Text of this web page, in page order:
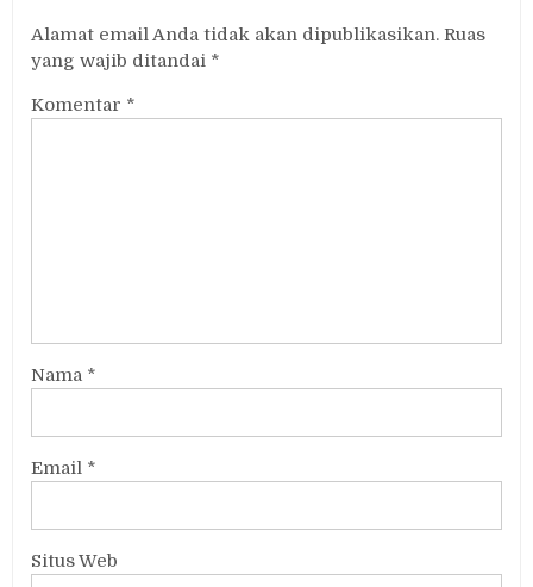
Alamat email Anda tidak akan dipublikasikan. Ruas
yang wajib ditandai *
Komentar *
Nama *
Email *
Situs Web